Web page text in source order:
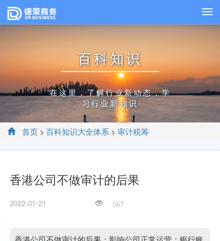
百科知识
在这里，了解行业新动态，学
习行业新知识
首页 > 百科知识大全体系 > 审计税筹
香港公司不做审计的后果
2022-01-21 567